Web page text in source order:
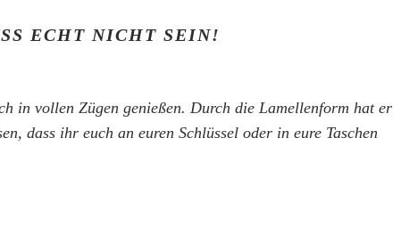
ECHT NICHT SEIN!
in vollen Zügen genießen. Durch die Lamellenform hat er
dass ihr euch an euren Schlüssel oder in eure Taschen